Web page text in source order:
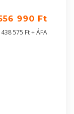
990 Ft
438 575 Ft + ÁFA